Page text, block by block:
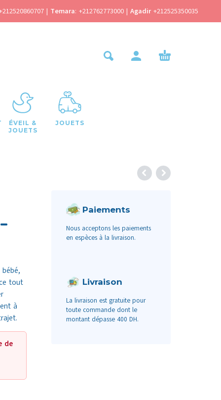
| Temara: +212762773000 | Agadir +212525350035
ÉVEIL &
JOUETS
JOUETS
tout
à
de
Paiements
Nous acceptons les paiements
en espèces à la livraison.
Livraison
La livraison est gratuite pour
toute commande dont le
montant dépasse 400 DH.